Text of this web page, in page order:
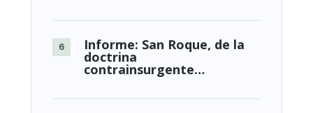
Informe: San Roque, de la
doctrina
contrainsurgente…